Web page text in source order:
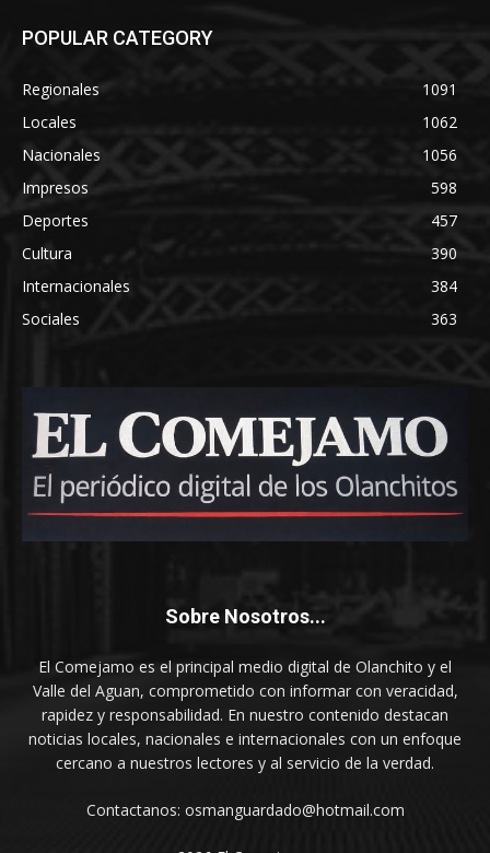
POPULAR CATEGORY
Regionales
1091
Locales
1062
Nacionales
1056
Impresos
598
Deportes
457
Cultura
390
Internacionales
384
Sociales
363
Sobre Nosotros...
El Comejamo es el principal medio digital de Olanchito y el
Valle del Aguan, comprometido con informar con veracidad,
rapidez y responsabilidad. En nuestro contenido destacan
noticias locales, nacionales e internacionales con un enfoque
cercano a nuestros lectores y al servicio de la verdad.
Contactanos: osmanguardado@hotmail.com